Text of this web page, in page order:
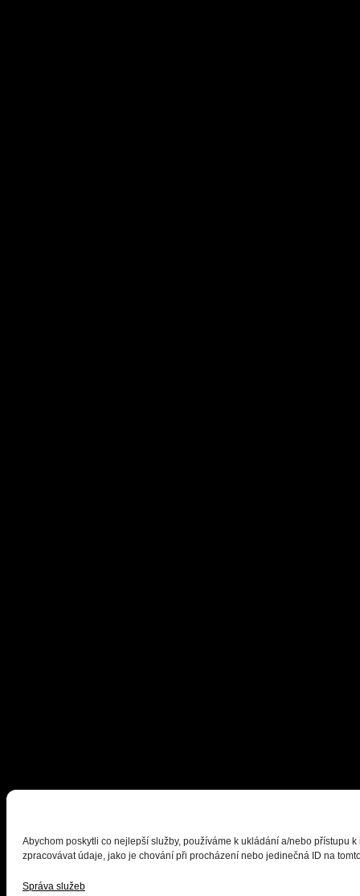
Abychom poskytli co nejlepší služby, používáme k ukládání a/nebo přístupu
zpracovávat údaje, jako je chování při procházení nebo jedinečná ID na
Správa služeb